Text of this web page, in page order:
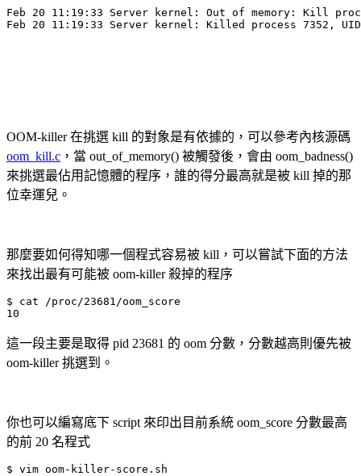
Feb 20 11:19:33 Server kernel: Out of memory: Kill
OOM-killer 在挑選 kill 的對象是有依據的，可以參考內核源碼
oom_kill.c ，當 out_of_memory() 被觸發後，會由 oom_badness()
來挑選最佔用記憶體的程序，誰的得分最高就是被 kill 掉的那
位幸運兒。
那麼要如何得知哪一個程式容易被 kill，可以嘗試下面的方法
來找出最有可能被 oom-killer 殺掉的程序
$ cat /proc/23681/oom_score
10
這一段主要是取得 pid 23681 的 oom 分數，分數越高則優先被
oom-killer 挑選到。
你也可以編寫底下 script 來印出目前系統 oom_score 分數最高
的前 20 名程式
$ vim oom-killer-score.sh